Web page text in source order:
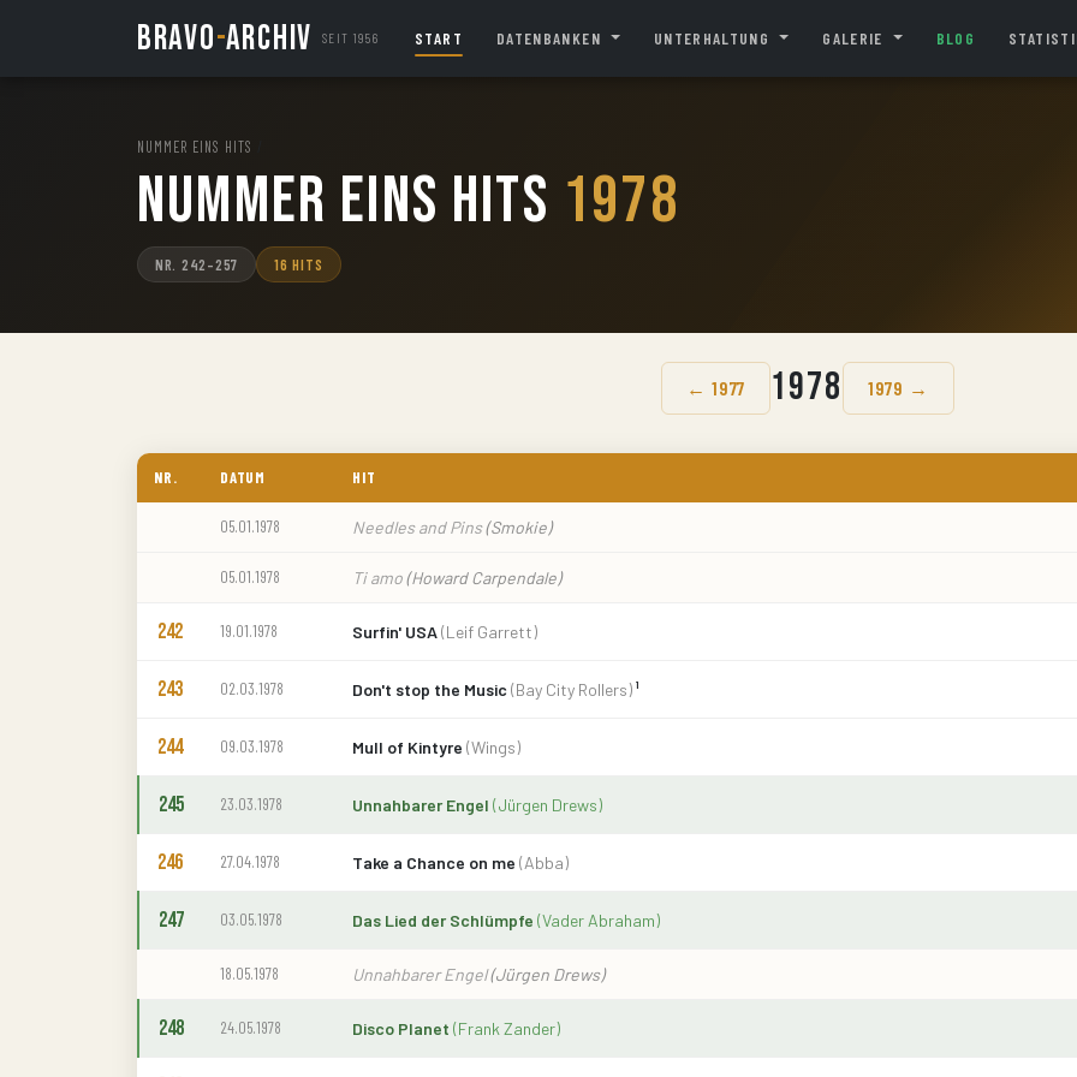
BRAVO-ARCHIV SEIT 1956 START DATENBANKEN UNTERHALTUNG GALERIE BLOG
NUMMER EINS HITS
Nummer Eins Hits 1978
NR. 242–257 16 HITS
← 1977 1978 1979 →
NR. DATUM HIT
05.01.1978 Needles and Pins(Smokie)
05.01.1978 Ti amo(Howard Carpendale)
242 19.01.1978 Surfin' USA(Leif Garrett)
243 02.03.1978 Don't stop the Music (Bay City Rollers)¹
244 09.03.1978 Mull of Kintyre (Wings)
245 23.03.1978 Unnahbarer Engel (Jürgen Drews)
246 27.04.1978 Take a Chance on me (Abba)
247 03.05.1978 Das Lied der Schlümpfe (Vader Abraham)
18.05.1978 Unnahbarer Engel(Jürgen Drews)
248 24.05.1978 Disco Planet (Frank Zander)